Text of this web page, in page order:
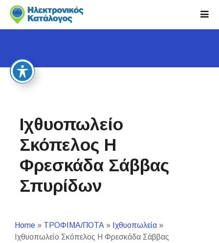
i
Ιχθυοπωλείο
Σκόπελος Η
Φρεσκάδα Σάββας
Σπυρίδων
Home » ΤΡΟΦΙΜΑ/ΠΟΤΑ » Ιχθυοπωλεία »
Ιχθυοπωλείο Σκόπελος Η Φρεσκάδα Σάββας